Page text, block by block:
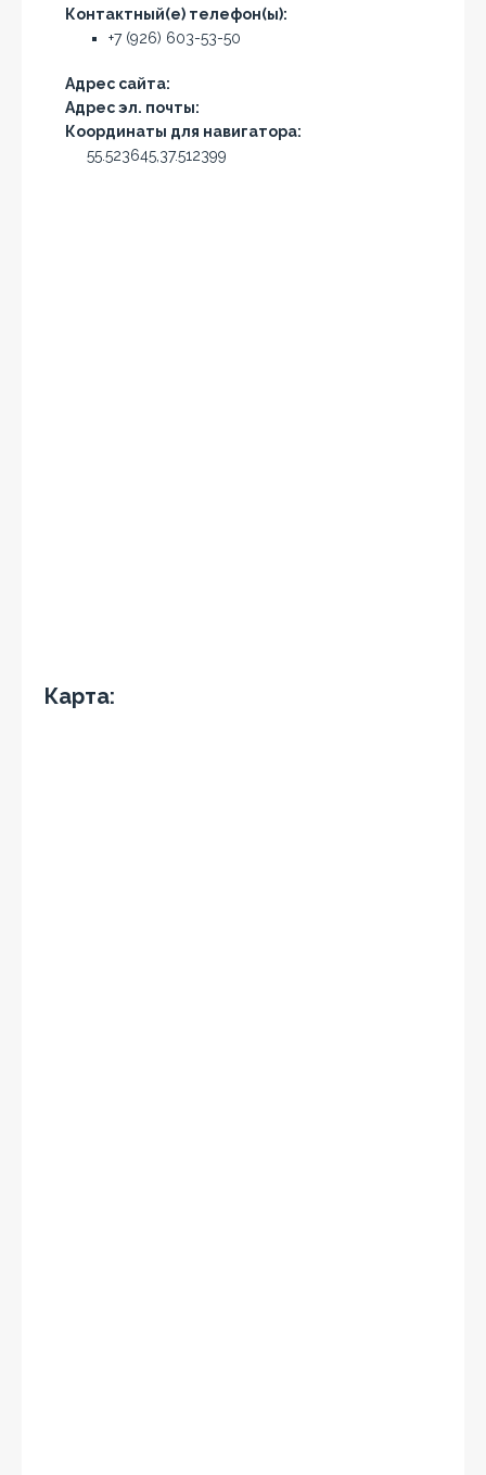
Контактный(е) телефон(ы):
+7 (926) 603-53-50
Адрес сайта:
Адрес эл. почты:
Координаты для навигатора:
55.523645,37.512399
Карта: